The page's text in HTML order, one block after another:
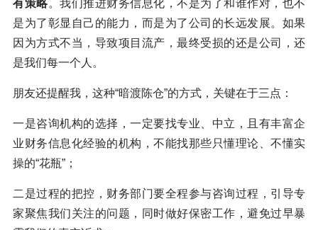
有策略。我们推进财务信息化，不是为了和谁作对，也不
是为了彰显自己的能力，而是为了公司的长远发展。如果
因为方式不当，导致项目流产，最终受损的还是公司，还
是我们每一个人。
朋友还提醒我，这种“暗渡陈仓”的方式，关键在于三点：
一是咨询机构的选择，一定要找专业、中立，且有丰富企
业财务信息化经验的机构，不能找那些只懂理论、不懂实
操的“花瓶”；
二是过程的把控，财务部门要全程参与咨询过程，引导专
家聚焦我们关注的问题，同时做好保密工作，避免过早暴